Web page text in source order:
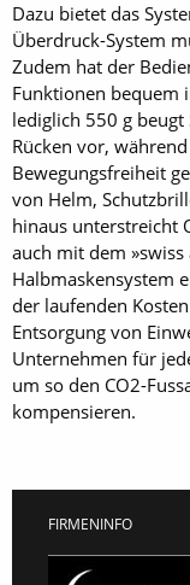
Dazu bietet das
Überdruck-System
Zudem hat der
Funktionen bequem
lediglich 550 g
Rücken vor,
Bewegungsfreiheit
von Helm,
hinaus unterstreicht
auch mit dem
Halbmaskensystem
der laufenden
Entsorgung von
Unternehmen für
um so den CO2-
kompensieren.
FIRMENINFO